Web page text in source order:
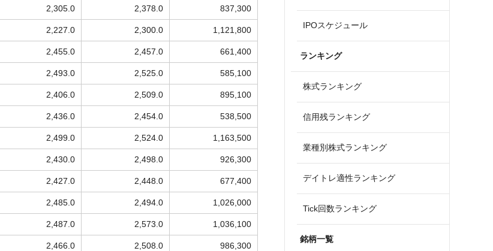
2,305.0 2,378.0 837,300
2,227.0 2,300.0 1,121,800
2,455.0 2,457.0 661,400
2,493.0 2,525.0 585,100
2,406.0 2,509.0 895,100
2,436.0 2,454.0 538,500
2,499.0 2,524.0 1,163,500
2,430.0 2,498.0 926,300
2,427.0 2,448.0 677,400
2,485.0 2,494.0 1,026,000
2,487.0 2,573.0 1,036,100
2,466.0 2,508.0 986,300
IPOスケジュール
ランキング
株式ランキング
信用残ランキング
業種別株式ランキング
デイトレ適性ランキング
Tick回数ランキング
銘柄一覧